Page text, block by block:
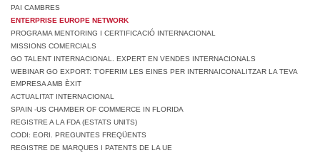
PAI CAMBRES
ENTERPRISE EUROPE NETWORK
PROGRAMA MENTORING I CERTIFICACIÓ INTERNACIONAL
MISSIONS COMERCIALS
GO TALENT INTERNACIONAL. EXPERT EN VENDES INTERNACIONALS
WEBINAR GO EXPORT: T’OFERIM LES EINES PER INTERNAICONALITZAR LA TEVA
EMPRESA AMB ÈXIT
ACTUALITAT INTERNACIONAL
SPAIN -US CHAMBER OF COMMERCE IN FLORIDA
REGISTRE A LA FDA (ESTATS UNITS)
CODI: EORI. PREGUNTES FREQÜENTS
REGISTRE DE MARQUES I PATENTS DE LA UE